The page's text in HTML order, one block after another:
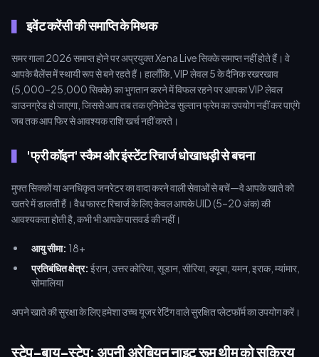
इवेंट करेंसी की समाप्ति के मिथक
समर गाला 2026 समाप्त होने पर अप्रयुक्त Xena Live सिक्के समाप्त नहीं होते हैं। वे
आपके बैलेंस में स्थायी रूप से बने रहते हैं। हालाँकि, VIP लेवल 5 के दैनिक रखरखाव
(5,000–25,000 सिक्के) का भुगतान करने में विफल रहने पर आपका VIP लेवल
डाउनग्रेड हो जाएगा, जिससे आप तब तक एनिमेटेड सुल्तान फ्रेम का उपयोग नहीं कर पाएंगे
जब तक आप फिर से आवश्यक राशि खर्च नहीं करते।
'फ्री कॉइन' स्कैम और इंस्टेंट रिचार्ज धोखाधड़ी से बचना
मुफ्त सिक्कों या अनधिकृत जनरेटर का वादा करने वाली सेवाओं से बचें—वे आपके खाते को
खतरे में डालती हैं। वैध फास्ट रिचार्ज के लिए केवल आपके UID (5–20 अंक) की
आवश्यकता होती है, कभी भी आपके पासवर्ड की नहीं।
आयु सीमा: 18+
प्रतिबंधित क्षेत्र: ईरान, उत्तर कोरिया, सूडान, सीरिया, क्यूबा, यमन, इराक, म्यांमार,
सोमालिया
अपने खाते की सुरक्षा के लिए हमेशा उच्च यूजर रेटिंग वाले सुरक्षित प्लेटफॉर्म का उपयोग करें।
स्टेप-बाय-स्टेप: अपनी अरेबियन नाइट रूम थीम को सक्रिय